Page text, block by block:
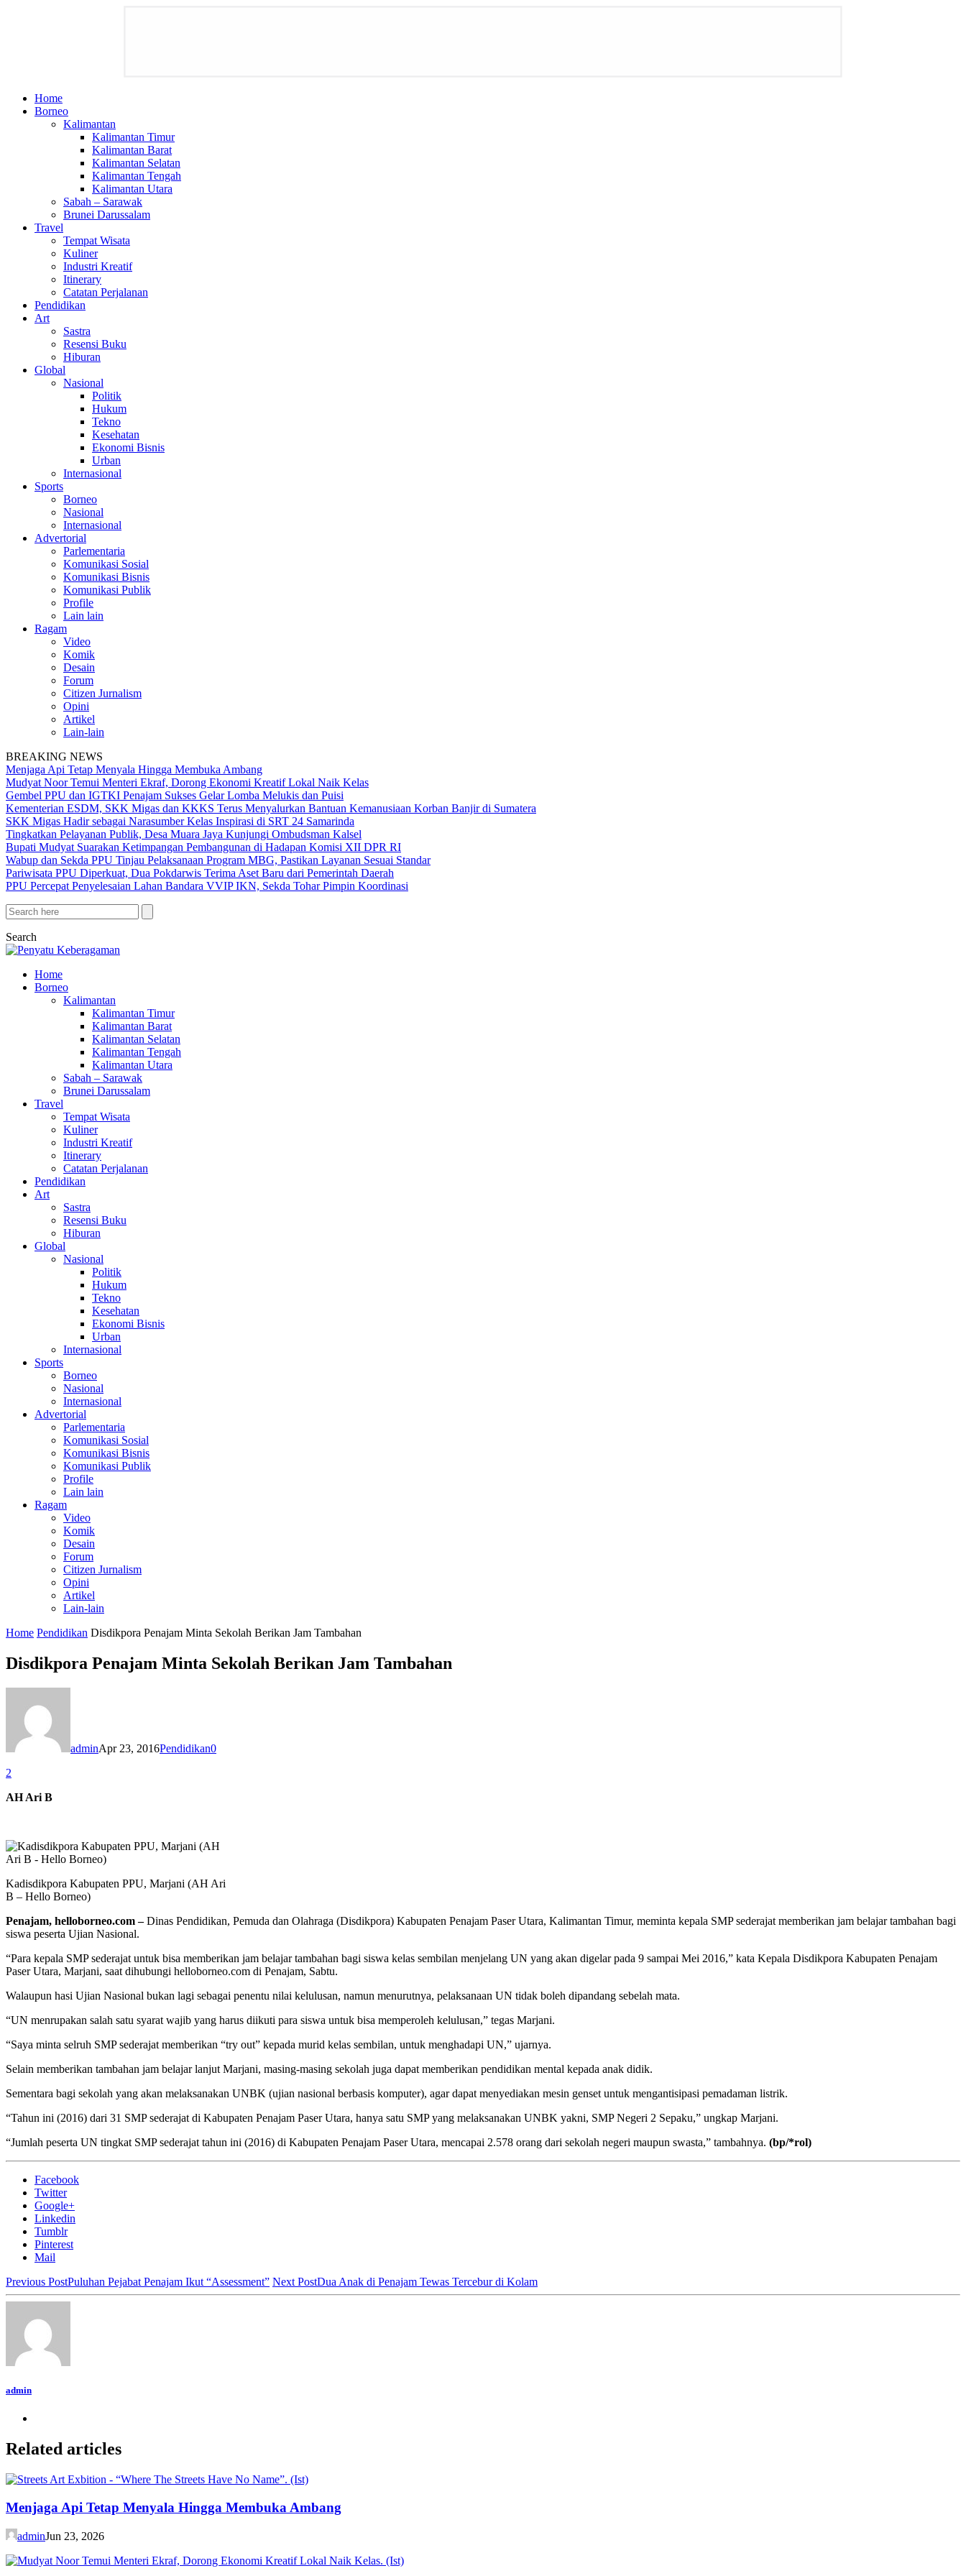
Home
Borneo
Kalimantan
Kalimantan Timur
Kalimantan Barat
Kalimantan Selatan
Kalimantan Tengah
Kalimantan Utara
Sabah – Sarawak
Brunei Darussalam
Travel
Tempat Wisata
Kuliner
Industri Kreatif
Itinerary
Catatan Perjalanan
Pendidikan
Art
Sastra
Resensi Buku
Hiburan
Global
Nasional
Politik
Hukum
Tekno
Kesehatan
Ekonomi Bisnis
Urban
Internasional
Sports
Borneo
Nasional
Internasional
Advertorial
Parlementaria
Komunikasi Sosial
Komunikasi Bisnis
Komunikasi Publik
Profile
Lain lain
Ragam
Video
Komik
Desain
Forum
Citizen Jurnalism
Opini
Artikel
Lain-lain
BREAKING NEWS
Menjaga Api Tetap Menyala Hingga Membuka Ambang
Mudyat Noor Temui Menteri Ekraf, Dorong Ekonomi Kreatif Lokal Naik Kelas
Gembel PPU dan IGTKI Penajam Sukses Gelar Lomba Melukis dan Puisi
Kementerian ESDM, SKK Migas dan KKKS Terus Menyalurkan Bantuan Kemanusiaan Korban Banjir di Sumatera
SKK Migas Hadir sebagai Narasumber Kelas Inspirasi di SRT 24 Samarinda
Tingkatkan Pelayanan Publik, Desa Muara Jaya Kunjungi Ombudsman Kalsel
Bupati Mudyat Suarakan Ketimpangan Pembangunan di Hadapan Komisi XII DPR RI
Wabup dan Sekda PPU Tinjau Pelaksanaan Program MBG, Pastikan Layanan Sesuai Standar
Pariwisata PPU Diperkuat, Dua Pokdarwis Terima Aset Baru dari Pemerintah Daerah
PPU Percepat Penyelesaian Lahan Bandara VVIP IKN, Sekda Tohar Pimpin Koordinasi
Search
Home
Borneo
Kalimantan
Kalimantan Timur
Kalimantan Barat
Kalimantan Selatan
Kalimantan Tengah
Kalimantan Utara
Sabah – Sarawak
Brunei Darussalam
Travel
Tempat Wisata
Kuliner
Industri Kreatif
Itinerary
Catatan Perjalanan
Pendidikan
Art
Sastra
Resensi Buku
Hiburan
Global
Nasional
Politik
Hukum
Tekno
Kesehatan
Ekonomi Bisnis
Urban
Internasional
Sports
Borneo
Nasional
Internasional
Advertorial
Parlementaria
Komunikasi Sosial
Komunikasi Bisnis
Komunikasi Publik
Profile
Lain lain
Ragam
Video
Komik
Desain
Forum
Citizen Jurnalism
Opini
Artikel
Lain-lain
Home Pendidikan Disdikpora Penajam Minta Sekolah Berikan Jam Tambahan
Disdikpora Penajam Minta Sekolah Berikan Jam Tambahan
adminApr 23, 2016Pendidikan0
2
AH Ari B
Kadisdikpora Kabupaten PPU, Marjani (AH Ari
B – Hello Borneo)
Penajam, helloborneo.com –Dinas Pendidikan, Pemuda dan Olahraga (Disdikpora) Kabupaten Penajam Paser Utara, Kalimantan Timur, meminta kepala SMP sederajat memberikan jam belajar tambahan bagi
siswa peserta Ujian Nasional.
“Para kepala SMP sederajat untuk bisa memberikan jam belajar tambahan bagi siswa kelas sembilan menjelang UN yang akan digelar pada 9 sampai Mei 2016,” kata Kepala Disdikpora Kabupaten Penajam
Paser Utara, Marjani, saat dihubungi helloborneo.com di Penajam, Sabtu.
Walaupun hasi Ujian Nasional bukan lagi sebagai penentu nilai kelulusan, namun menurutnya, pelaksanaan UN tidak boleh dipandang sebelah mata.
“UN menrupakan salah satu syarat wajib yang harus diikuti para siswa untuk bisa memperoleh kelulusan,” tegas Marjani.
“Saya minta selruh SMP sederajat memberikan “try out” kepada murid kelas sembilan, untuk menghadapi UN,” ujarnya.
Selain memberikan tambahan jam belajar lanjut Marjani, masing-masing sekolah juga dapat memberikan pendidikan mental kepada anak didik.
Sementara bagi sekolah yang akan melaksanakan UNBK (ujian nasional berbasis komputer), agar dapat menyediakan mesin genset untuk mengantisipasi pemadaman listrik.
“Tahun ini (2016) dari 31 SMP sederajat di Kabupaten Penajam Paser Utara, hanya satu SMP yang melaksanakan UNBK yakni, SMP Negeri 2 Sepaku,” ungkap Marjani.
“Jumlah peserta UN tingkat SMP sederajat tahun ini (2016) di Kabupaten Penajam Paser Utara, mencapai 2.578 orang dari sekolah negeri maupun swasta,” tambahnya. (bp/*rol)
Facebook
Twitter
Google+
Linkedin
Tumblr
Pinterest
Mail
Previous PostPuluhan Pejabat Penajam Ikut “Assessment” Next PostDua Anak di Penajam Tewas Tercebur di Kolam
admin
Related articles
Menjaga Api Tetap Menyala Hingga Membuka Ambang
adminJun 23, 2026